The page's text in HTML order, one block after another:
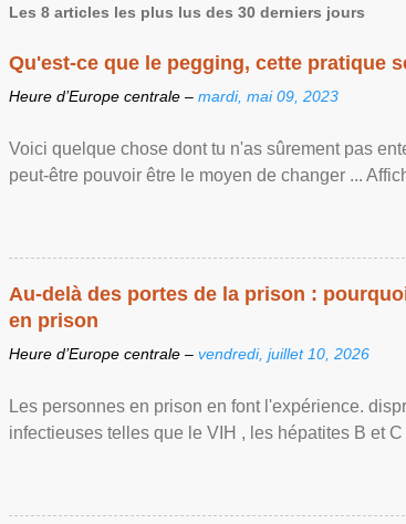
Les 8 articles les plus lus des 30 derniers jours
Qu'est-ce que le pegging, cette pratique
Heure d’Europe centrale – mardi, mai 09, 2023
Voici quelque chose dont tu n'as sûrement pas
peut-être pouvoir être le moyen de changer ...
Au-delà des portes de la prison :
en prison
Heure d’Europe centrale – vendredi, juillet 10, 2026
Les personnes en prison en font l'expérience.
infectieuses telles que le VIH , les hépatites B et